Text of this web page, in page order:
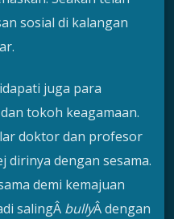
sosial di kalangan
juga para
tokoh keagamaan.
doktor dan profesor
dirinya dengan sesama.
demi kemajuan
salingÂ bullyÂ dengan